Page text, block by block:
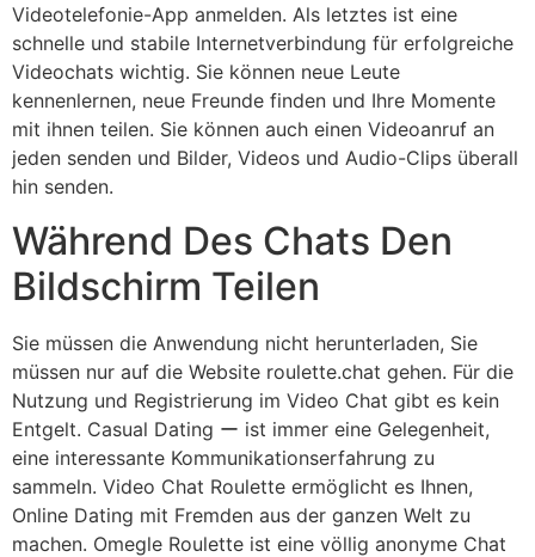
Videotelefonie-App anmelden. Als letztes ist eine
schnelle und stabile Internetverbindung für erfolgreiche
Videochats wichtig. Sie können neue Leute
kennenlernen, neue Freunde finden und Ihre Momente
mit ihnen teilen. Sie können auch einen Videoanruf an
jeden senden und Bilder, Videos und Audio-Clips überall
hin senden.
Während Des Chats Den
Bild­schirm Teilen
Sie müssen die Anwendung nicht herunterladen, Sie
müssen nur auf die Website roulette.chat gehen. Für die
Nutzung und Registrierung im Video Chat gibt es kein
Entgelt. Casual Dating ー ist immer eine Gelegenheit,
eine interessante Kommunikationserfahrung zu
sammeln. Video Chat Roulette ermöglicht es Ihnen,
Online Dating mit Fremden aus der ganzen Welt zu
machen. Omegle Roulette ist eine völlig anonyme Chat